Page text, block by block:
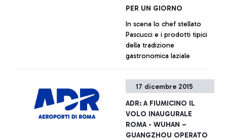
PER UN GIORNO
In scena lo chef stellato
Pascucci e i prodotti tipici
della tradizione
gastronomica laziale
+ Approfondisci
17 dicembre 2015
ADR: A FIUMICINO IL
VOLO INAUGURALE
ROMA - WUHAN –
GUANGZHOU OPERATO